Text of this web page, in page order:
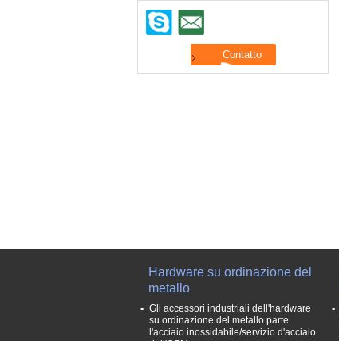
Hardware su ordinazione del
metallo
Gli accessori industriali dell'hardware
su ordinazione del metallo parte
l'acciaio inossidabile/servizio d'acciaio